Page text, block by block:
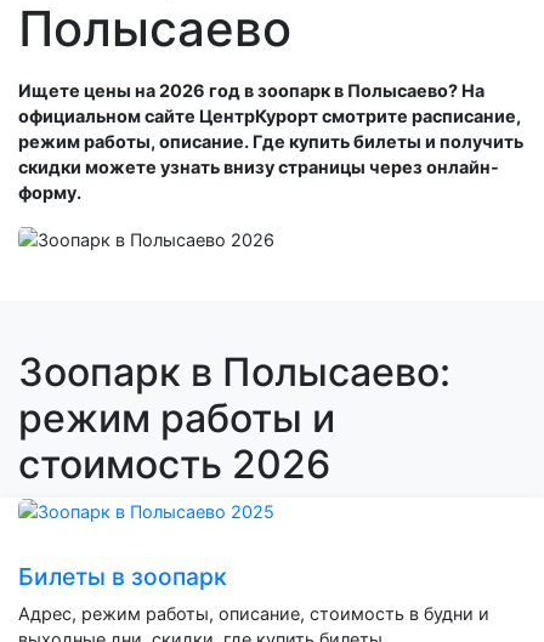
Полысаево
Ищете цены на 2026 год в зоопарк в Полысаево? На
официальном сайте ЦентрКурорт смотрите расписание,
режим работы, описание. Где купить билеты и получить
скидки можете узнать внизу страницы через онлайн-
форму.
Зоопарк в Полысаево:
режим работы и
стоимость 2026
Билеты в зоопарк
Адрес, режим работы, описание, стоимость в будни и